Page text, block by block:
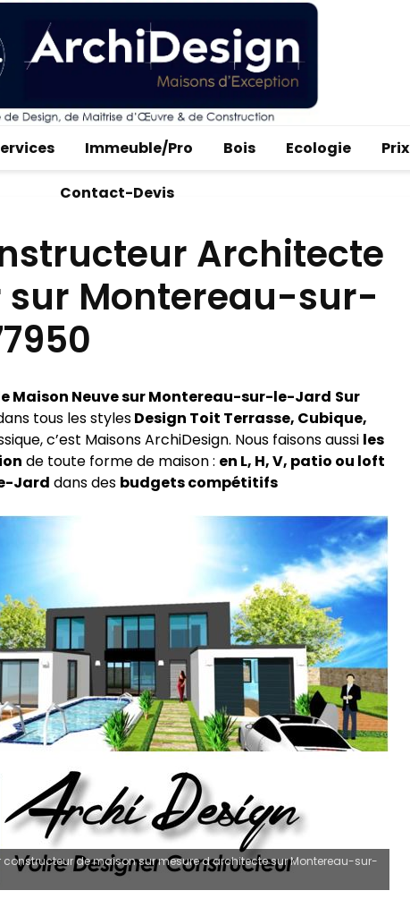
Immeuble/Pro Bois Ecologie Prix
Contact-Devis
Architecte
sur Montereau-sur-
Maison Neuve sur Montereau-sur-le-Jard Sur
tous les stylesDesign Toit Terrasse, Cubique,
c’est Maisons ArchiDesign. Nous faisons aussi les
de toute forme de maison : en L, H, V, patio ou loft
Jard dans des budgets compétitifs
de maison sur mesure d architecte sur Montereau-sur-